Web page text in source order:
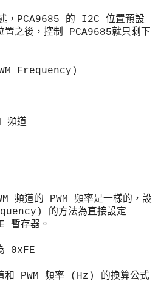
PCA9685 的 I2C 位置預設
之後，控制 PCA9685就只剩下
Frequency)
頻道
頻道的 PWM 頻率是一樣的， 設
的方法為直接設定
暫存器。
0xFE
和 PWM 頻率 (Hz) 的換算公式